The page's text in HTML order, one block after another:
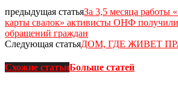
предыдущая статьяЗа 3,5 месяца работы
карты свалок» активисты ОНФ
обращений граждан
Следующая статьяДОМ, ГДЕ ЖИВЕТ
Схожие статьиБольше статей